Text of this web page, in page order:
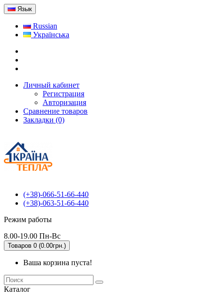
Язык
Russian
Українська
Личный кабинет
Регистрация
Авторизация
Сравнение товаров
Закладки (0)
(+38)-066-51-66-440
(+38)-063-51-66-440
Режим работы
8.00-19.00 Пн-Вс
Товаров 0 (0.00грн.)
Ваша корзина пуста!
Каталог